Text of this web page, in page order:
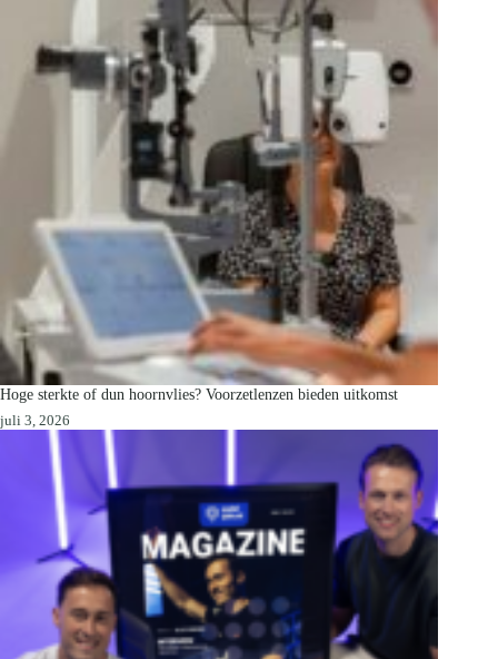
Hoge sterkte of dun hoornvlies? Voorzetlenzen bieden uitkomst
juli 3, 2026